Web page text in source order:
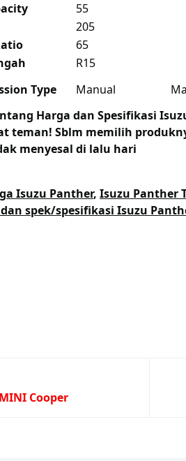
55
205
65
R15
Type Manual
Harga dan Spesifikasi
teman! Sblm memilih
menyesal di lalu hari
Isuzu Panther, Isuzu Panther
spek/spesifikasi Isuzu
Cooper